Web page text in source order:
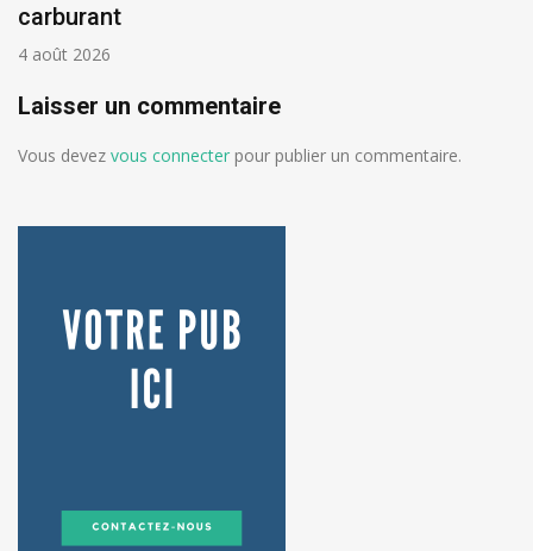
carburant
4 août 2026
Laisser un commentaire
Vous devez vous connecter pour publier un commentaire.